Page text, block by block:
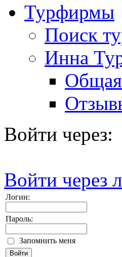
Турфирмы
Поиск
Инна
Войти через:
Войти через
Логин:
Пароль:
Запомнить меня